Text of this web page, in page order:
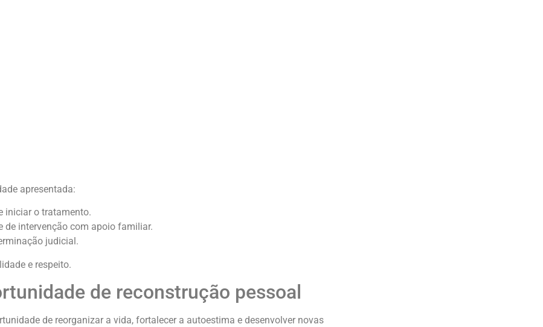
apresentada:
iniciar o tratamento.
de intervenção com apoio familiar.
judicial.
e respeito.
de reconstrução pessoal
de reorganizar a vida, fortalecer a autoestima e desenvolver novas